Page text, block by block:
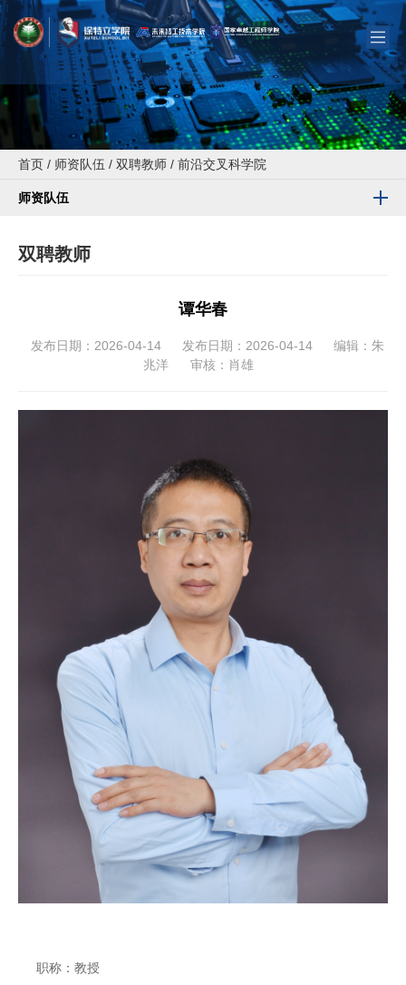
首页 / 师资队伍 / 双聘教师 / 前沿交叉科学院
师资队伍
双聘教师
谭华春
发布日期：2026-04-14 发布日期：2026-04-14
编辑：朱
兆洋
审核：肖雄
职称：教授